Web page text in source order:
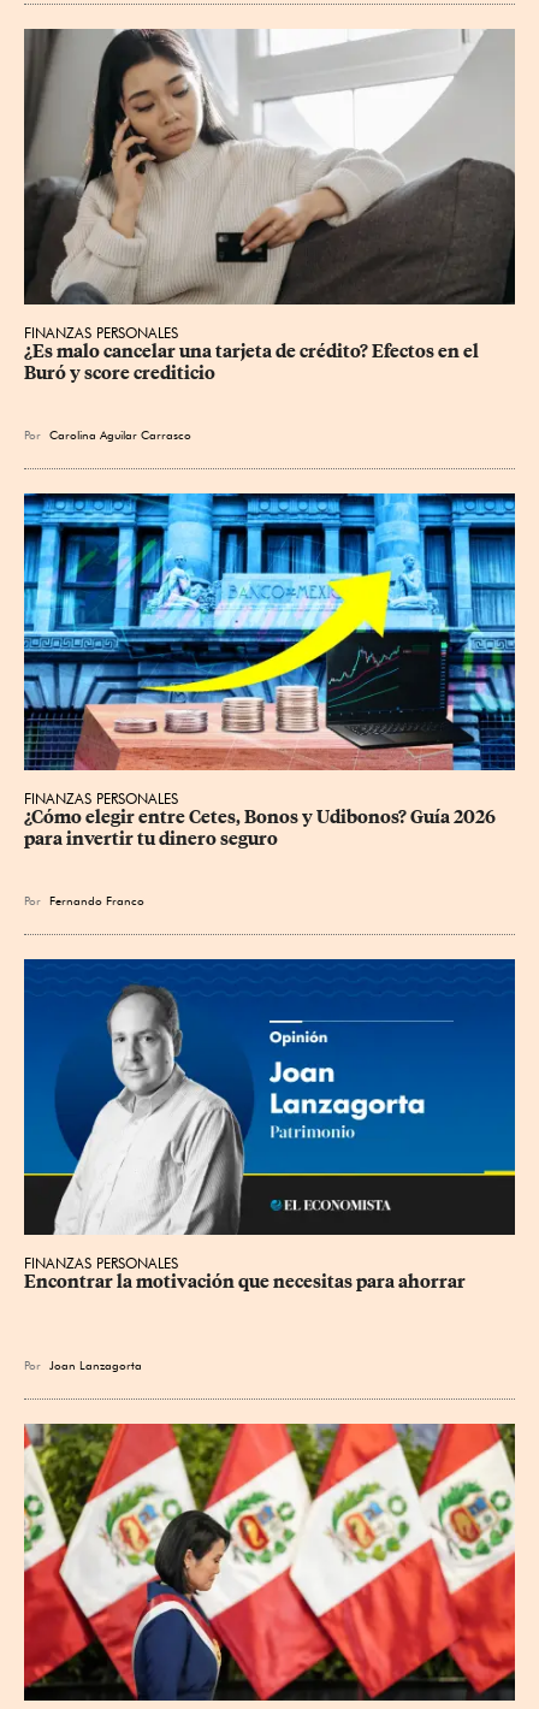
FINANZAS PERSONALES
¿Es malo cancelar una tarjeta de crédito? Efectos en el
Buró y score crediticio
Por Carolina Aguilar Carrasco
FINANZAS PERSONALES
¿Cómo elegir entre Cetes, Bonos y Udibonos? Guía 2026
para invertir tu dinero seguro
Por Fernando Franco
FINANZAS PERSONALES
Encontrar la motivación que necesitas para ahorrar
Por Joan Lanzagorta